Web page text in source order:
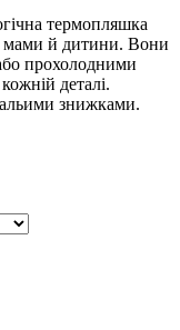
термопляшка
мами й дитини. Вони
прохолодними
деталі.
знижками.